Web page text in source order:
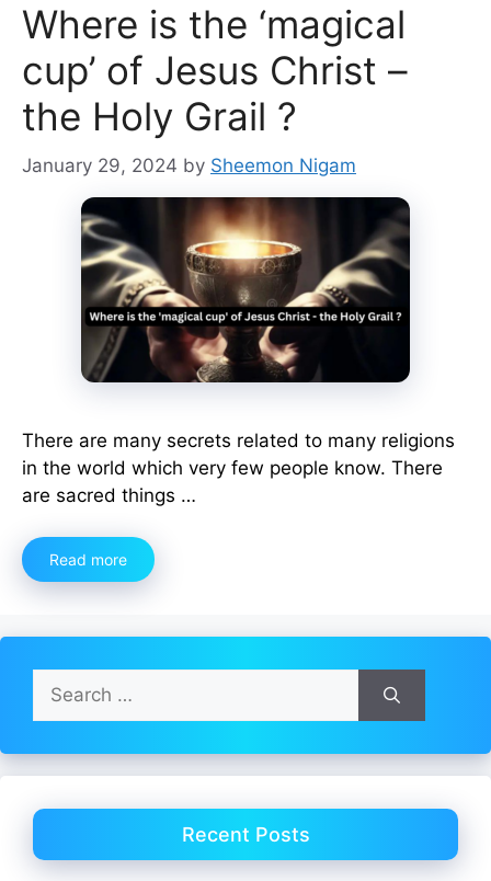
Where is the ‘magical
cup’ of Jesus Christ –
the Holy Grail ?
January 29, 2024 by Sheemon Nigam
There are many secrets related to many religions
in the world which very few people know. There
are sacred things …
Read more
Search
for:
Recent Posts